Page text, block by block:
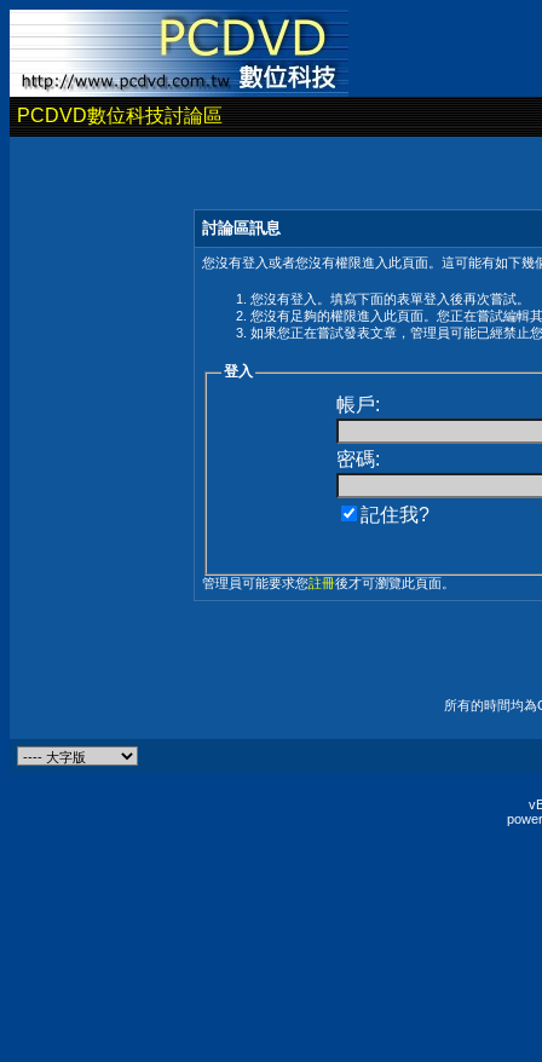
PCDVD數位科技討論區
討論區訊息
您沒有登入或者您沒有權限進入此頁面。這可能有如下幾
您沒有登入。填寫下面的表單登入後再次嘗試。
您沒有足夠的權限進入此頁面。您正在嘗試編輯
如果您正在嘗試發表文章，管理員可能已經禁止
登入
帳戶:
密碼:
記住我?
管理員可能要求您註冊後才可瀏覽此頁面。
所有的時間均為